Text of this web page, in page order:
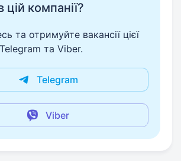
цій компанії?
та отримуйте вакансії цієї
та Viber.
Telegram
Viber